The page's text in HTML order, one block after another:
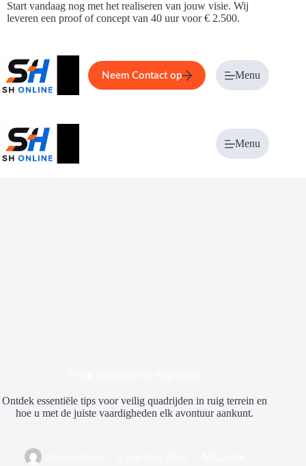
Ga
naar
Start vandaag nog met het realiseren van jouw visie. Wij
leveren een proof of concept van 40 uur voor € 2.500.
Home Service Over ons
Neem Contact op Menu
Menu
Ontdek essentiële tips voor veilig quadrijden in ruig terrein en
hoe u met de juiste vaardigheden elk avontuur aankunt.